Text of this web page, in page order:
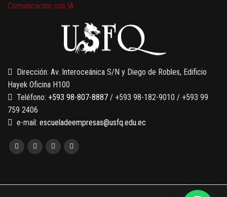
Comunicación con IA
Gobernanza de datos
13 AGOSTO, 2026
Finanzas para no financieros
Dirección: Av. Interoceánica S/N y Diego de Robles, Edificio
Hayek Oficina H100
Teléfono: +593 98-807-8887 / +593 98-182-9010 / +593 99
759 2406
e-mail: escueladeempresas@usfq.edu.ec